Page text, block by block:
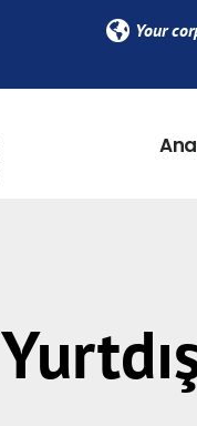
Your